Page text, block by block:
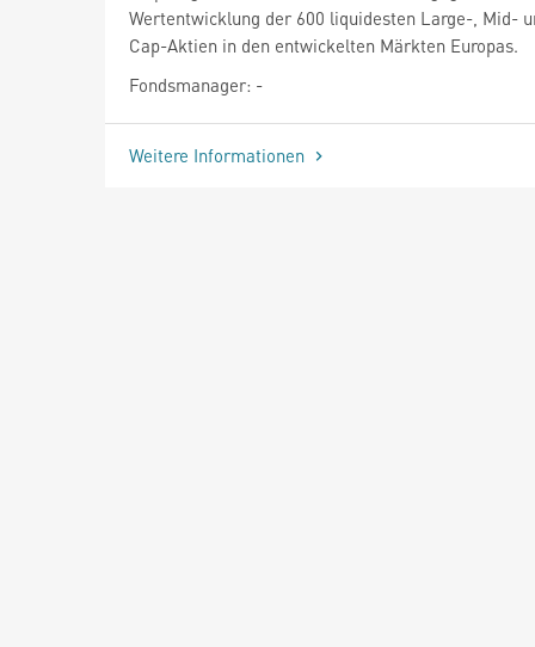
Wertentwicklung der 600 liquidesten Large-, Mid-
Cap-Aktien in den entwickelten Märkten Europas.
Fondsmanager: -
Weitere Informationen